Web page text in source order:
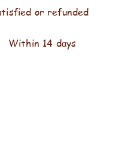
or refunded
14 days